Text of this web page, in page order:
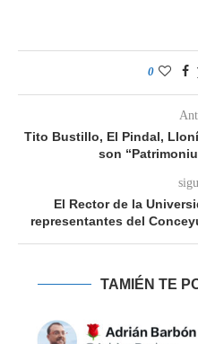
0
Tito Bustillo, El Pindal,
son
El Rector de la
representantes del
TAMIÉN TE